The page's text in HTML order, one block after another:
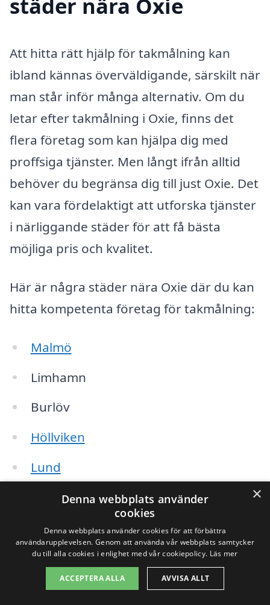
städer nära Oxie
Att hitta rätt hjälp för takmålning kan
ibland kännas överväldigande, särskilt när
man står inför många alternativ. Om du
letar efter takmålning i Oxie, finns det
flera företag som kan hjälpa dig med
proffsiga tjänster. Men långt ifrån alltid
behöver du begränsa dig till just Oxie. Det
kan vara fördelaktigt att utforska tjänster
i närliggande städer för att få bästa
möjliga pris och kvalitet.
Här är några städer nära Oxie där du kan
hitta kompetenta företag för takmålning:
Malmö
Limhamn
Burlöv
Höllviken
Lund
Trelleborg
Svedala
Staffanstorp
Skurup
×
Denna webbplats använder
cookies
Denna webbplats använder cookies för att förbättra
användarupplevelsen. Genom att använda vår webbplats samtycker
du till alla cookies i enlighet med vår cookiepolicy. Läs mer
ACCEPTERA ALLA AVVISA ALLT